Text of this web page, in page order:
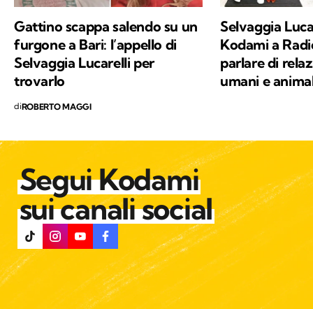
Gattino scappa salendo su un
furgone a Bari: l’appello di
Selvaggia Lucarelli per
trovarlo
diROBERTO MAGGI
Selvaggia
Kodami a
parlare di
umani e
Segui Kodami
sui canali social